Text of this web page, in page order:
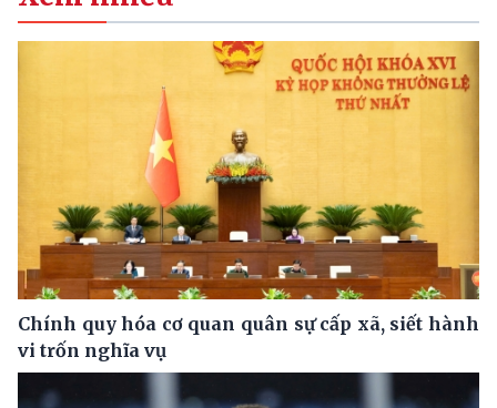
Chính quy hóa cơ quan quân sự cấp xã, siết hành
vi trốn nghĩa vụ